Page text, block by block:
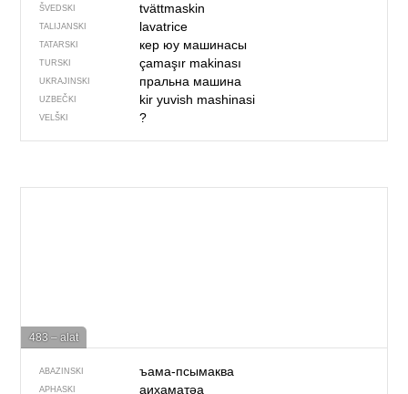
ŠVEDSKI tvättmaskin
TALIJANSKI lavatrice
TATARSKI кер юу машинасы
TURSKI çamaşır makinası
UKRAJINSKI пральна машина
UZBEČKI kir yuvish mashinasi
VELŠKI ?
483 – alat
ABAZINSKI ъама-псымаква
APHASKI аихамаҭәа